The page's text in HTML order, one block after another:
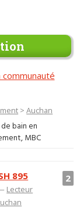
>Auchan
bain en
MBC
2
895
Lecteur